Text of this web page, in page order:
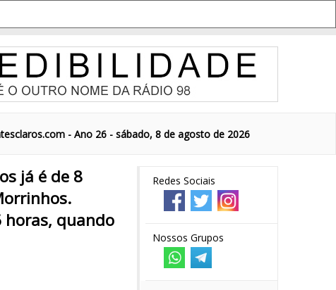
- Ano 26 - sábado, 8 de agosto de 2026
Redes Sociais
Nossos Grupos
já é de 8
horas, quando